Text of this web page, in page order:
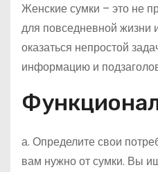
Женские сумки – это не
для повседневной жизни
оказаться непростой
информацию и
а. Определите свои
вам нужно от сумки. Вы